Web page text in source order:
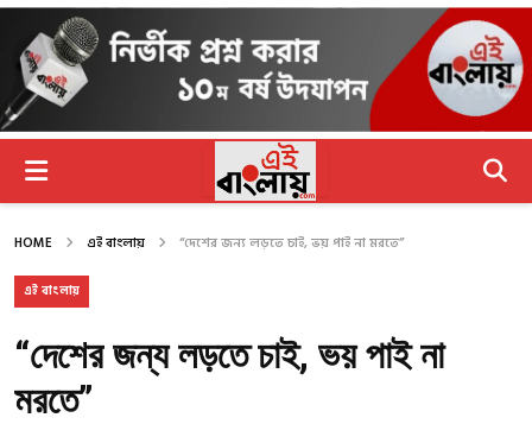
HOME এই বাংলায় “দেশের জন্য লড়তে চাই, ভয় পাই না মরতে”
এই বাংলায়
“দেশের জন্য লড়তে চাই, ভয় পাই না
মরতে”